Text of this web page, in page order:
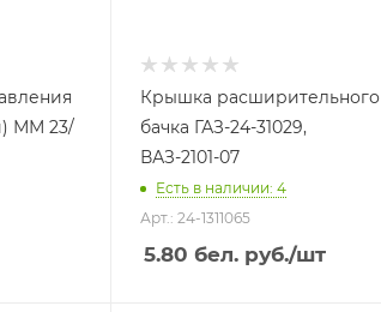
ММ 23/
Крышка расширительного
бачка ГАЗ-24-31029,
ВАЗ-2101-07
Есть в наличии: 4
Арт.: 24-1311065
5.80 бел. руб./шт